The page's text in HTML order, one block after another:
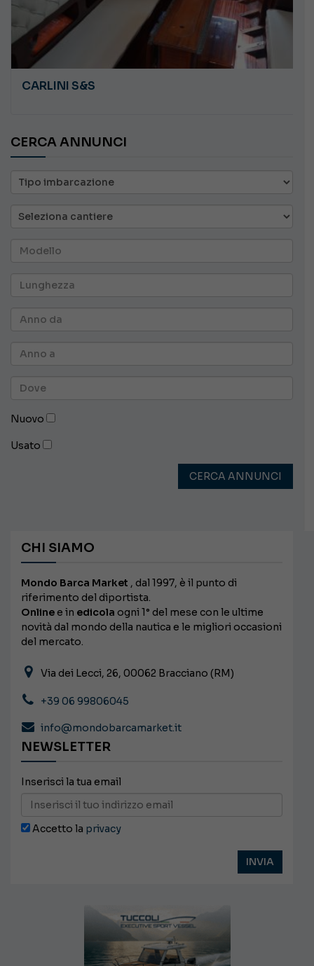
CARLINI S&S
CERCA ANNUNCI
Nuovo
Usato
CERCA ANNUNCI
CHI SIAMO
Mondo Barca Market , dal 1997, è il punto di
riferimento del diportista.
Online e in edicola ogni 1° del mese con le ultime
novità dal mondo della nautica e le migliori occasioni
del mercato.
Via dei Lecci, 26, 00062 Bracciano (RM)
+39 06 99806045
info@mondobarcamarket.it
NEWSLETTER
Inserisci la tua email
Accetto la privacy